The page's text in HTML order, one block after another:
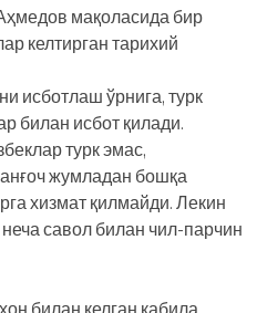
мақоласида бир
келтирган тарихий
исботлаш ўрнига, турк
билан исбот қилади.
турк эмас,
жумладан бошқа
хизмат қилмайди. Лекин
савол билан чил-парчин
билан келган қабила